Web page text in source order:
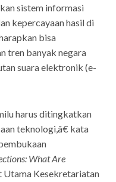
sistem informasi
kepercayaan hasil di
bisa
tren banyak negara
suara elektronik (e-
harus ditingkatkan
teknologi,â€ kata
What Are
Utama Kesekretariatan